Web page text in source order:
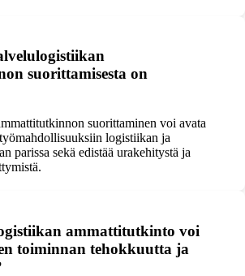
suorittamisesta on
suorittaminen voi avata
logistiikan ja
parissa sekä edistää urakehitystä ja
ammattitutkinto voi
toiminnan tehokkuutta ja